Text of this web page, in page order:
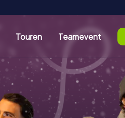
Touren Teamevent